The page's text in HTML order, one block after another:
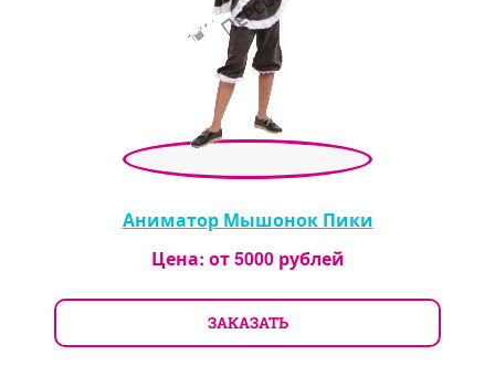
Аниматор Мышонок Пики
Цена: от5000рублей
ЗАКАЗАТЬ